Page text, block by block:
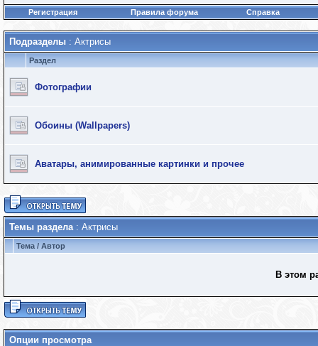
Регистрация Правила форума Справка
Подразделы : Актрисы
Раздел
Фотографии
Обоины (Wallpapers)
Аватары, анимированные картинки и прочее
Темы раздела: Актрисы
Тема / Автор
В этом
Опции просмотра